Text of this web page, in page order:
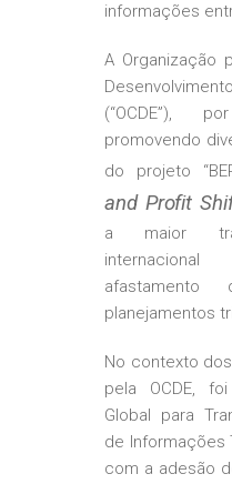
informações
A Organização
(“OCDE”),
promovendo
do projeto
and Profit
a maior
planejamentos
No contexto
pela OCDE,
Global para
de Informações
com a adesão